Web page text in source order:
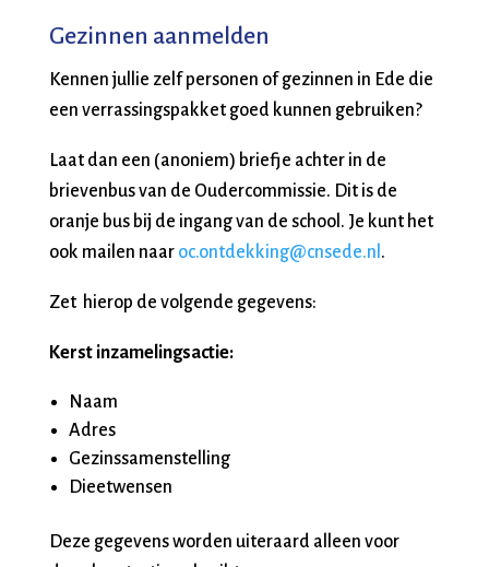
Gezinnen aanmelden
Kennen jullie zelf personen of gezinnen in Ede die
een verrassingspakket goed kunnen gebruiken?
Laat dan een (anoniem) briefje achter in de
brievenbus van de Oudercommissie. Dit is de
oranje bus bij de ingang van de school. Je kunt het
ook mailen naar oc.ontdekking@cnsede.nl .
Zet hierop de volgende gegevens:
Kerst inzamelingsactie:
Naam
Adres
Gezinssamenstelling
Dieetwensen
Deze gegevens worden uiteraard alleen voor